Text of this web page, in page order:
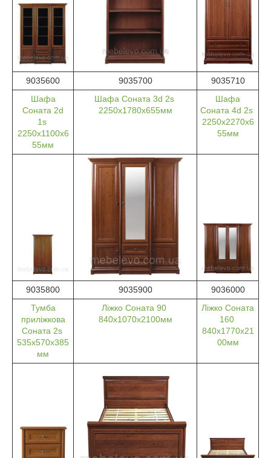
9035600 9035700
9035710
Шафа
Соната 2d
1s
2250х1100х6
55мм
Шафа Соната 3d 2s
2250х1780х655мм
Шафа
Соната 4d 2s
2250х2270х6
55мм
9035800 9035900
9036000
Тумба
приліжкова
Соната 2s
535х570х385
мм
Ліжко Соната 90
840х1070х2100мм
Ліжко Соната
160
840х1770х21
00мм